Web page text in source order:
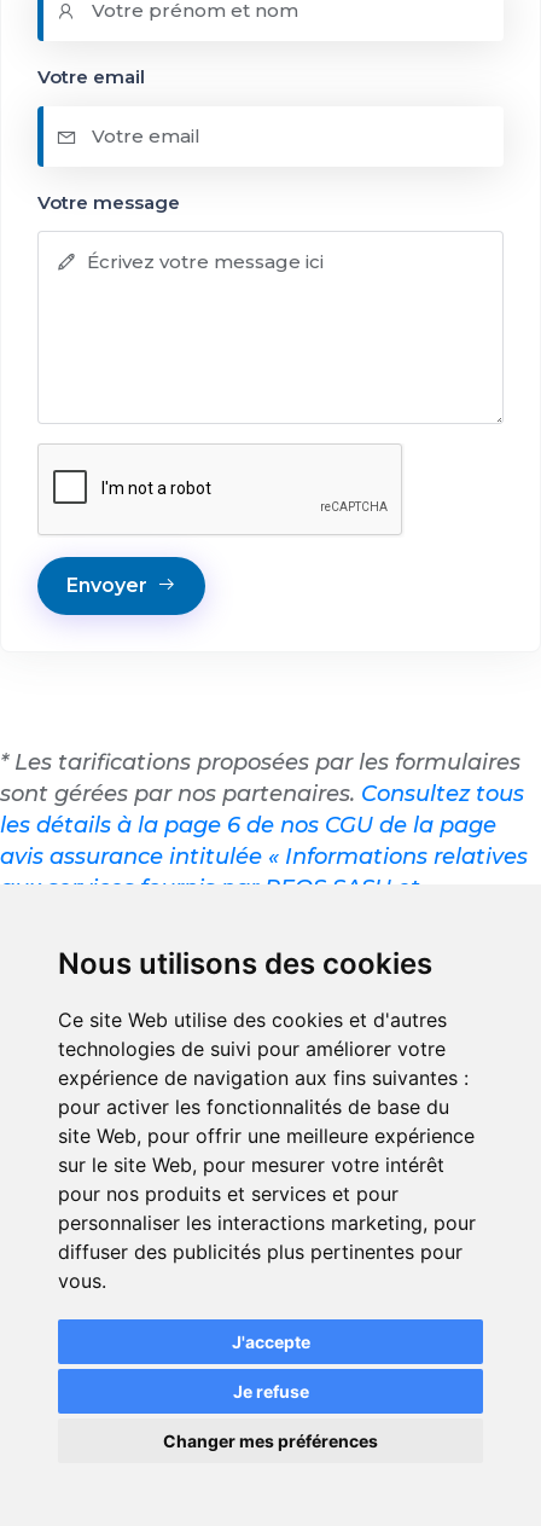
Nous utilisons des cookies
Ce site Web utilise des cookies et d'autres
technologies de suivi pour améliorer votre
expérience de navigation aux fins suivantes :
pour activer les fonctionnalités de base du
site Web, pour offrir une meilleure expérience
sur le site Web, pour mesurer votre intérêt
pour nos produits et services et pour
personnaliser les interactions marketing, pour
diffuser des publicités plus pertinentes pour
vous.
J'accepte
Je refuse
Changer mes préférences
Votre email
Votre message
Envoyer
* Les tarifications proposées par les formulaires
sont gérées par nos partenaires. Consultez tous
les détails à la page 6 de nos CGU de la page
avis assurance intitulée « Informations relatives
aux services fournis par PEQS SASU et
Les tarifs présentés sont indiqués à titre
indicatif et représentent les prix minimums.
Exemples actions RSE